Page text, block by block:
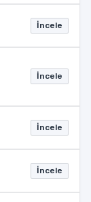
İncele
İncele
İncele
İncele